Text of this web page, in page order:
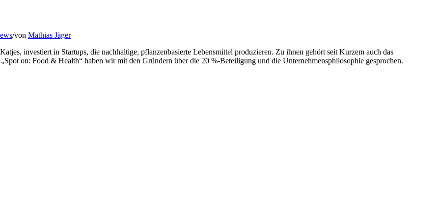
/von Mathias Jäger
investiert in Startups, die nachhaltige, pflanzenbasierte Lebensmittel produzieren. Zu ihnen gehört seit Kurzem auch das
on: Food & Health“ haben wir mit den Gründern über die 20 %-Beteiligung und die Unternehmensphilosophie gesprochen.